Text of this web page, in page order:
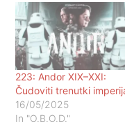
223: Andor XIX–XXI:
Čudoviti trenutki
16/05/2025
In "O.B.O.D."